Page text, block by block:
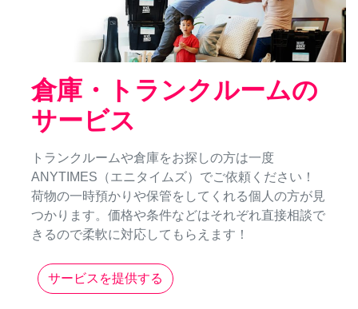
倉庫・トランクルームの
サービス
トランクルームや倉庫をお探しの方は一度
ANYTIMES（エニタイムズ）でご依頼ください！
荷物の一時預かりや保管をしてくれる個人の方が見
つかります。価格や条件などはそれぞれ直接相談で
きるので柔軟に対応してもらえます！
サービスを提供する